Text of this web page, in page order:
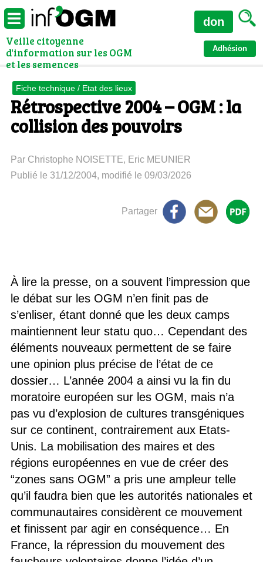
Veille citoyenne
d'information sur les OGM
et les semences
Adhésion
don
Fiche technique / Etat des lieux
Rétrospective 2004 – OGM : la
collision des pouvoirs
Par Christophe NOISETTE, Eric MEUNIER
Publié le 31/12/2004, modifié le 09/03/2026
Partager
À lire la presse, on a souvent l’impression que
le débat sur les OGM n’en finit pas de
s’enliser, étant donné que les deux camps
maintiennent leur statu quo… Cependant des
éléments nouveaux permettent de se faire
une opinion plus précise de l’état de ce
dossier… L’année 2004 a ainsi vu la fin du
moratoire européen sur les OGM, mais n’a
pas vu d’explosion de cultures transgéniques
sur ce continent, contrairement aux Etats-
Unis. La mobilisation des maires et des
régions européennes en vue de créer des
“zones sans OGM” a pris une ampleur telle
qu’il faudra bien que les autorités nationales et
communautaires considèrent ce mouvement
et finissent par agir en conséquence… En
France, la répression du mouvement des